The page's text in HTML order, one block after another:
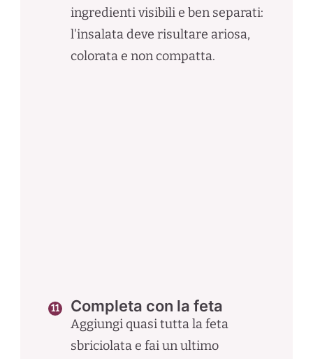
ingredienti visibili e ben separati:
l'insalata deve risultare ariosa,
colorata e non compatta.
Completa con la feta
Aggiungi quasi tutta la feta
sbriciolata e fai un ultimo